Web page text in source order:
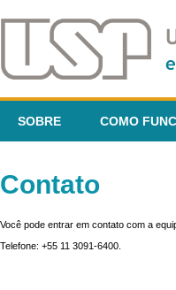
SOBRE COMO
Contato
Você pode entrar em contato com a
Telefone: +55 11 3091-6400.